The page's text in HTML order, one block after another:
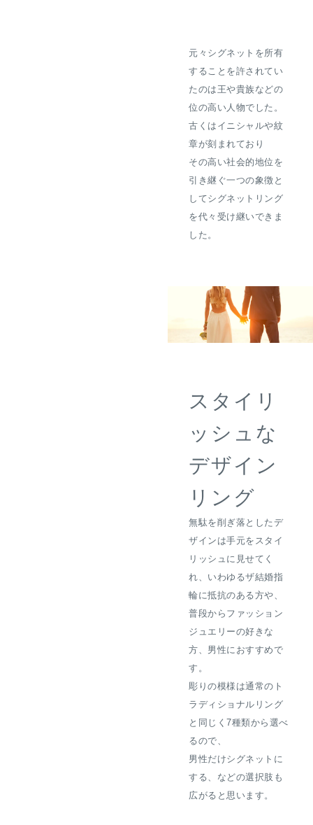
元々シグネットを所有
することを許されてい
たのは王や貴族などの
位の高い人物でした。
古くはイニシャルや紋
章が刻まれており
その高い社会的地位を
引き継ぐ一つの象徴と
してシグネットリング
を代々受け継いできま
した。
スタイリ
ッシュな
デザイン
リング
無駄を削ぎ落としたデ
ザインは手元をスタイ
リッシュに見せてく
れ、いわゆるザ結婚指
輪に抵抗のある方や、
普段からファッション
ジュエリーの好きな
方、男性におすすめで
す。
彫りの模様は通常のト
ラディショナルリング
と同じく7種類から選べ
るので、
男性だけシグネットに
する、などの選択肢も
広がると思います。